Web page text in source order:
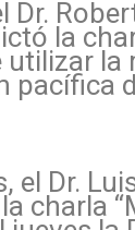
Dr.
la
la
pacífica
el Dr.
charla